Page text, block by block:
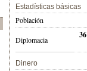
Estadísticas básicas
Población
Diplomacia 36
Dinero